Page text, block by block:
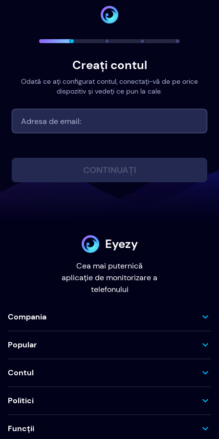
Creați contul
Odată ce ați configurat contul, conectați-vă de pe orice
dispozitiv și vedeți ce pun la cale.
CONTINUAȚI
Eyezy
Cea mai puternică
aplicație de monitorizare a
telefonului
Compania
Popular
Contul
Politici
Funcții